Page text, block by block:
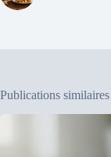
Publications similaires